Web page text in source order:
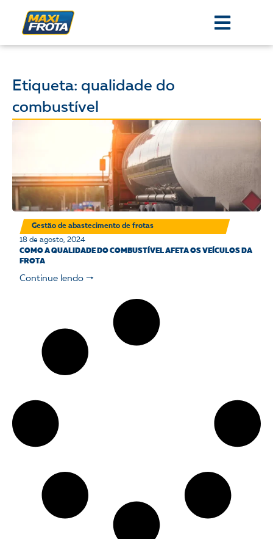
Etiqueta: qualidade do
combustível
Gestão de abastecimento de frotas
18 de agosto, 2024
COMO A QUALIDADE DO COMBUSTÍVEL AFETA OS VEÍCULOS DA
FROTA
Continue lendo 🠒